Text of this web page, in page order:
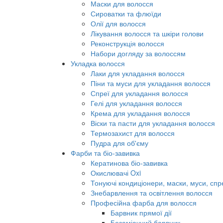
Маски для волосся
Сироватки та флюїди
Олії для волосся
Лікування волосся та шкіри голови
Реконструкція волосся
Набори догляду за волоссям
Укладка волосся
Лаки для укладання волосся
Піни та муси для укладання волосся
Спреї для укладання волосся
Гелі для укладання волосся
Крема для укладання волосся
Віски та пасти для укладання волосся
Термозахист для волосся
Пудра для об'єму
Фарби та біо-завивка
Кератинова біо-завивка
Окислювачі Oxi
Тонуючі кондиціонери, маски, муси,
Знебарвлення та освітлення волосся
Професійна фарба для волосся
Барвник прямої дії